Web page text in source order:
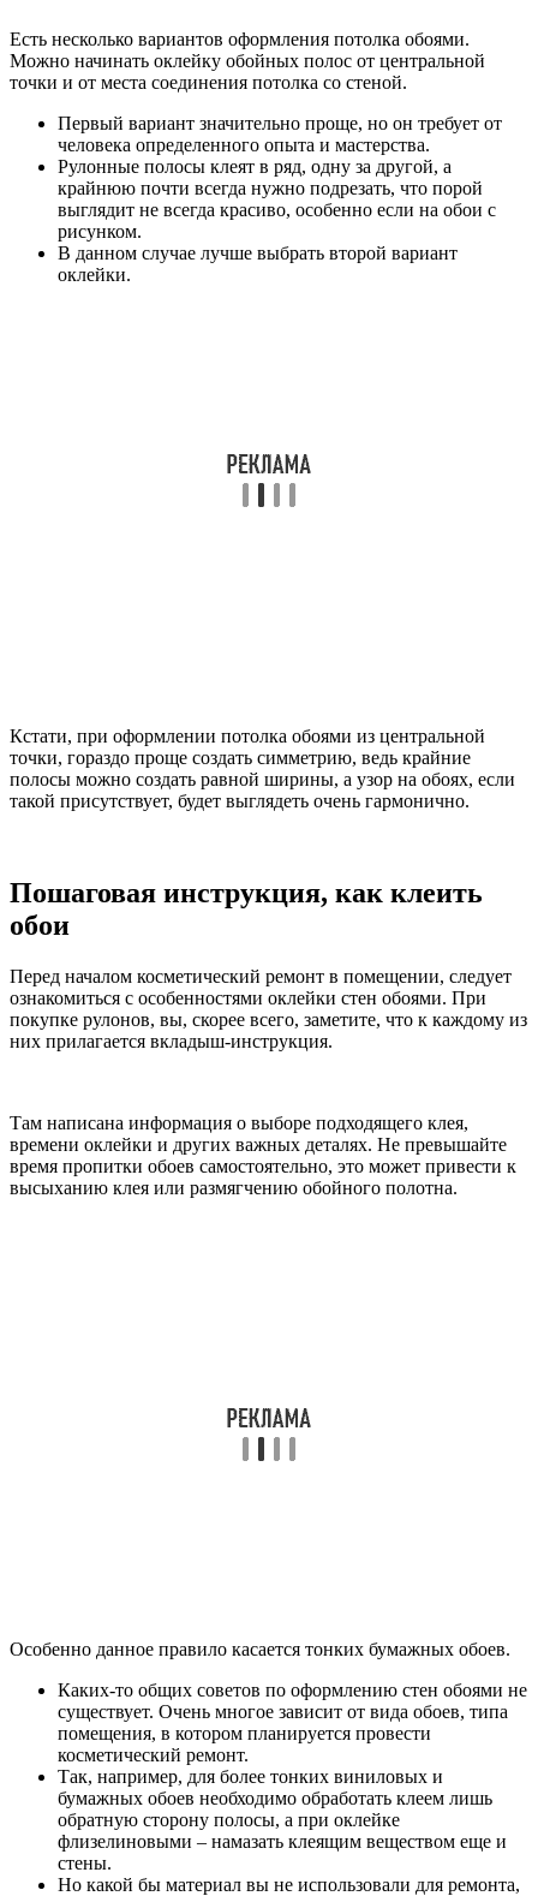
Есть несколько вариантов оформления потолка обоями.
Можно начинать оклейку обойных полос от центральной
точки и от места соединения потолка со стеной.
Первый вариант значительно проще, но он требует от
человека определенного опыта и мастерства.
Рулонные полосы клеят в ряд, одну за другой, а
крайнюю почти всегда нужно подрезать, что порой
выглядит не всегда красиво, особенно если на обои с
рисунком.
В данном случае лучше выбрать второй вариант
оклейки.
Кстати, при оформлении потолка обоями из центральной
точки, гораздо проще создать симметрию, ведь крайние
полосы можно создать равной ширины, а узор на обоях, если
такой присутствует, будет выглядеть очень гармонично.
Пошаговая инструкция, как клеить
обои
Перед началом косметический ремонт в помещении, следует
ознакомиться с особенностями оклейки стен обоями. При
покупке рулонов, вы, скорее всего, заметите, что к каждому из
них прилагается вкладыш-инструкция.
Там написана информация о выборе подходящего клея,
времени оклейки и других важных деталях. Не превышайте
время пропитки обоев самостоятельно, это может привести к
высыханию клея или размягчению обойного полотна.
Особенно данное правило касается тонких бумажных обоев.
Каких-то общих советов по оформлению стен обоями не
существует. Очень многое зависит от вида обоев, типа
помещения, в котором планируется провести
косметический ремонт.
Так, например, для более тонких виниловых и
бумажных обоев необходимо обработать клеем лишь
обратную сторону полосы, а при оклейке
флизелиновыми – намазать клеящим веществом еще и
стены.
Но какой бы материал вы не использовали для ремонта,